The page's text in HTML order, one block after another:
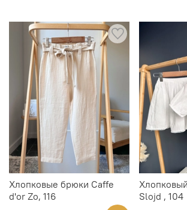
Хлопковые брюки Caffe
d'or Zo, 116
Slojd , 104